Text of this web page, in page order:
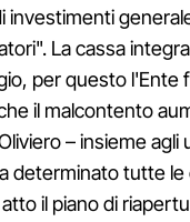
investimenti
La cassa
per questo l'Ente
il malcontento
– insieme agli
determinato tutte
il piano di